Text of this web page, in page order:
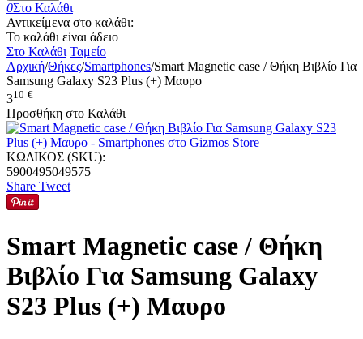
0Στο Καλάθι
Αντικείμενα στο καλάθι:
Το καλάθι είναι άδειο
Στο Καλάθι Ταμείο
Αρχική/Θήκες/Smartphones/Smart Magnetic case / Θήκη Βιβλίο Για
Samsung Galaxy S23 Plus (+) Μαυρο
310 €
Προσθήκη στο Καλάθι
ΚΩΔΙΚΟΣ (SKU):
5900495049575
Share Tweet
Smart Magnetic case / Θήκη
Βιβλίο Για Samsung Galaxy
S23 Plus (+) Μαυρο